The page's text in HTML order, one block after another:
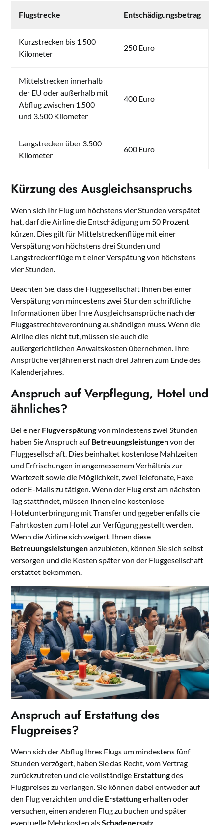
Flugstrecke Entschädigungsbetrag
Kurzstrecken bis 1.500
Kilometer
250 Euro
Mittelstrecken innerhalb
der EU oder außerhalb mit
Abflug zwischen 1.500
und 3.500 Kilometer
400 Euro
Langstrecken über 3.500
Kilometer
600 Euro
Kürzung des Ausgleichsanspruchs
Wenn sich Ihr Flug um höchstens vier Stunden verspätet
hat, darf die Airline die Entschädigung um 50 Prozent
kürzen. Dies gilt für Mittelstreckenflüge mit einer
Verspätung von höchstens drei Stunden und
Langstreckenflüge mit einer Verspätung von höchstens
vier Stunden.
Beachten Sie, dass die Fluggesellschaft Ihnen bei einer
Verspätung von mindestens zwei Stunden schriftliche
Informationen über Ihre Ausgleichsansprüche nach der
Fluggastrechteverordnung aushändigen muss. Wenn die
Airline dies nicht tut, müssen sie auch die
außergerichtlichen Anwaltskosten übernehmen. Ihre
Ansprüche verjähren erst nach drei Jahren zum Ende des
Kalenderjahres.
Anspruch auf Verpflegung, Hotel und
ähnliches?
Bei einer Flugverspätungvon mindestens zwei Stunden
haben Sie Anspruch aufBetreuungsleistungenvon der
Fluggesellschaft. Dies beinhaltet kostenlose Mahlzeiten
und Erfrischungen in angemessenem Verhältnis zur
Wartezeit sowie die Möglichkeit, zwei Telefonate, Faxe
oder E-Mails zu tätigen. Wenn der Flug erst am nächsten
Tag stattfindet, müssen Ihnen eine kostenlose
Hotelunterbringung mit Transfer und gegebenenfalls die
Fahrtkosten zum Hotel zur Verfügung gestellt werden.
Wenn die Airline sich weigert, Ihnen diese
Betreuungsleistungenanzubieten, können Sie sich selbst
versorgen und die Kosten später von der Fluggesellschaft
erstattet bekommen.
Anspruch auf Erstattung des
Flugpreises?
Wenn sich der Abflug Ihres Flugs um mindestens fünf
Stunden verzögert, haben Sie das Recht, vom Vertrag
zurückzutreten und die vollständige Erstattungdes
Flugpreises zu verlangen. Sie können dabei entweder auf
den Flug verzichten und die Erstattungerhalten oder
versuchen, einen anderen Flug zu buchen und später
eventuelle Mehrkosten alsSchadenersatz